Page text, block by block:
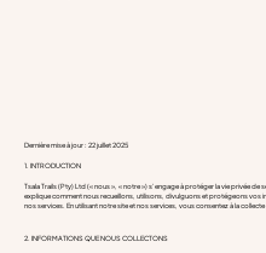
Dernière mise à jour : 22 juillet 2025
1. INTRODUCTION
Tsala Trails (Pty) Ltd (« nous », « notre ») s’engage à protéger la vie privée
explique comment nous recueillons, utilisons, divulguons et protégeons vos
nos services. En utilisant notre site et nos services, vous consentez à la
2. INFORMATIONS QUE NOUS COLLECTONS